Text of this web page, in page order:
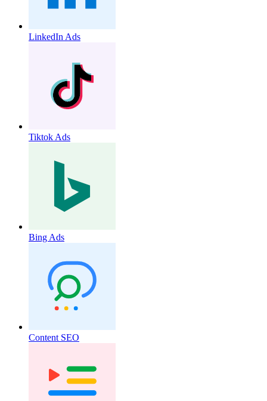
LinkedIn Ads
Tiktok Ads
Bing Ads
Content SEO